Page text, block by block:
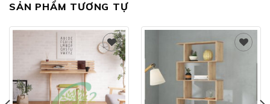
SẢN PHẨM TƯƠNG TỰ
Add to
wishlist
wishlist